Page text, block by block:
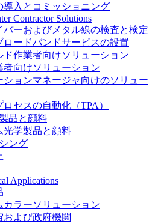
導入とコミッショニング
Contractor Solutions
バーおよびメタル線の検査と検定
ロードバンドサービスの設置
ド作業者向けソリューション
者向けソリューション
ションマネージャ向けのソリュー
ロセスの自動化（TPA）
品と顔料
光学製品と顔料
ング
Applications
カラーソリューション
および政府機関